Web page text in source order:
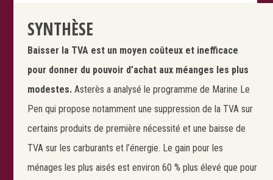
SYNTHÈSE
Baisser la TVA est un moyen coûteux et inefficace
pour donner du pouvoir d’achat aux méanges les plus
modestes. Asterès a analysé le programme de Marine Le
Pen qui propose notamment une suppression de la TVA sur
certains produits de première nécessité et une baisse de
TVA sur les carburants et l’énergie. Le gain pour les
ménages les plus aisés est environ 60 % plus élevé que pour